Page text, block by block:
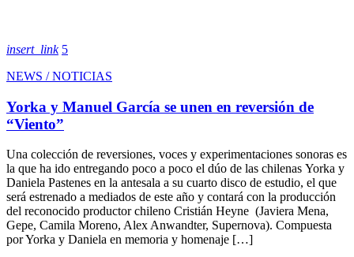
insert_link 5
NEWS / NOTICIAS
Yorka y Manuel García se unen en reversión de
“Viento”
Una colección de reversiones, voces y experimentaciones sonoras es
la que ha ido entregando poco a poco el dúo de las chilenas Yorka y
Daniela Pastenes en la antesala a su cuarto disco de estudio, el que
será estrenado a mediados de este año y contará con la producción
del reconocido productor chileno Cristián Heyne (Javiera Mena,
Gepe, Camila Moreno, Alex Anwandter, Supernova). Compuesta
por Yorka y Daniela en memoria y homenaje […]